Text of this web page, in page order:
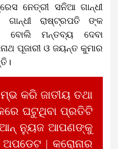
ନେତ୍ରୀ ସନିଆ ଗାନ୍ଧୀ
ରାଷ୍ଟ୍ରପତି ଙ୍କ
ବୋଲି ମନ୍ତବ୍ୟ ଦେବା
ପୂଜାରୀ ଓ ଜୟନ୍ତ କୁମାର
କରି ଜାତୀୟ ତଥା
ଘଟୁଥିବା ପ୍ରତିଟି
ନ୍ୟୁଜ ଆପଣଙ୍କୁ
| କରୋନାର